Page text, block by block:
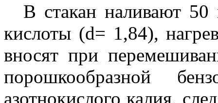
В стакан наливают 50
кислоты (d= 1,84),
вносят при
порошкообразной
азотнокислого калия,